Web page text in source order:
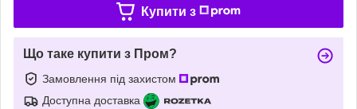
Купити з
Що таке купити з Пром?
Замовлення під захистом
Доступна доставка